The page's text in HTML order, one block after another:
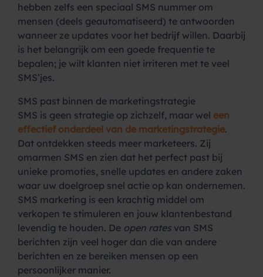
hebben zelfs een speciaal SMS nummer om
mensen (deels geautomatiseerd) te antwoorden
wanneer ze updates voor het bedrijf willen. Daarbij
is het belangrijk om een goede frequentie te
bepalen; je wilt klanten niet irriteren met te veel
SMS’jes.
SMS past binnen de marketingstrategie
SMS is geen strategie op zichzelf, maar wel een
effectief onderdeel van de marketingstrategie.
Dat ontdekken steeds meer marketeers. Zij
omarmen SMS en zien dat het perfect past bij
unieke promoties, snelle updates en andere zaken
waar uw doelgroep snel actie op kan ondernemen.
SMS marketing is een krachtig middel om
verkopen te stimuleren en jouw klantenbestand
levendig te houden. De open rates van SMS
berichten zijn veel hoger dan die van andere
berichten en ze bereiken mensen op een
persoonlijker manier.